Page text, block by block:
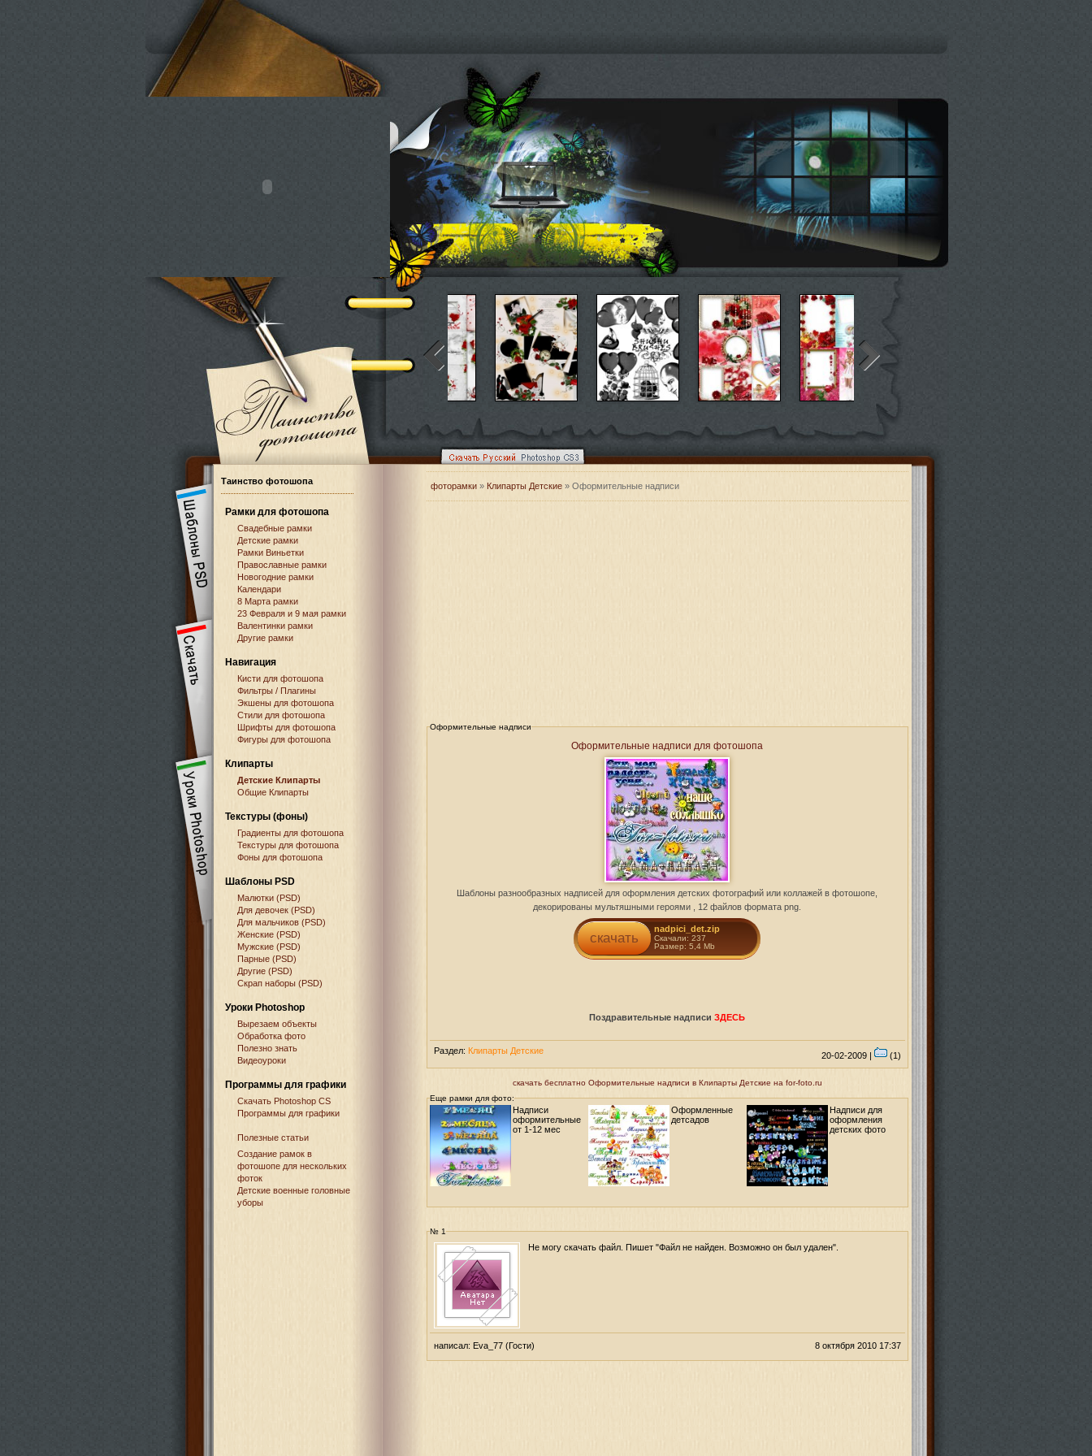
Таинство фотошопа
Рамки для фотошопа
Свадебные рамки
Детские рамки
Рамки Виньетки
Православные рамки
Новогодние рамки
Календари
8 Марта рамки
23 Февраля и 9 мая рамки
Валентинки рамки
Другие рамки
Навигация
Кисти для фотошопа
Фильтры / Плагины
Экшены для фотошопа
Стили для фотошопа
Шрифты для фотошопа
Фигуры для фотошопа
Клипарты
Детские Клипарты
Общие Клипарты
Текстуры (фоны)
Градиенты для фотошопа
Текстуры для фотошопа
Фоны для фотошопа
Шаблоны PSD
Малютки (PSD)
Для девочек (PSD)
Для мальчиков (PSD)
Женские (PSD)
Мужские (PSD)
Парные (PSD)
Другие (PSD)
Скрап наборы (PSD)
Уроки Photoshop
Вырезаем объекты
Обработка фото
Полезно знать
Видеоуроки
Программы для графики
Cкачать Photoshop CS
Программы для графики
Полезные статьи
Создание рамок в
фотошопе для нескольких
фоток
Детские военные головные
уборы
фоторамки» Клипарты Детские» Оформительные надписи
Оформительные надписи
Оформительные надписи для фотошопа
Шаблоны разнообразных надписей для оформления детских фотографий или коллажей в фотошопе,
декорированы мультяшными героями , 12 файлов формата png.
скачать
nadpici_det.zip
Скачали: 237
Размер: 5,4 Mb
Поздравительные надписи ЗДЕСЬ
Раздел: Клипарты Детские 20-02-2009 | (1)
скачать бесплатно Оформительные надписи в Клипарты Детские на for-foto.ru
Еще рамки для фото:
Надписи
оформительные
от 1-12 мес
Оформленные
детсадов
Надписи для
оформления
детских фото
№ 1
Не могу скачать файл. Пишет "Файл не найден. Возможно он был удален".
написал: Eva_77(Гости) 8 октября 2010 17:37